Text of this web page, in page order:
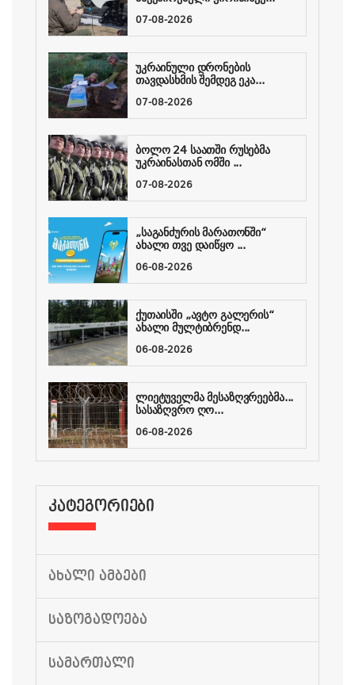
07-08-2026
უკრაინული დრონების
თავდასხმის შემდეგ ეკა...
07-08-2026
ბოლო 24 საათში რუსებმა
უკრაინასთან ომში ...
07-08-2026
„საგანძურის მარათონში“
ახალი თვე დაიწყო ...
06-08-2026
ქუთაისში „ავტო გალერის“
ახალი მულტიბრენდ...
06-08-2026
ლიეტუველმა მესაზღვრეებმა...
სასაზღვრო ღო...
06-08-2026
ᲙᲐᲢᲔᲒᲝᲠᲘᲔᲑᲘ
ᲐᲮᲐᲚᲘ ᲐᲛᲑᲔᲑᲘ
ᲡᲐᲖᲝᲒᲐᲓᲝᲔᲑᲐ
ᲡᲐᲛᲐᲠᲗᲐᲚᲘ